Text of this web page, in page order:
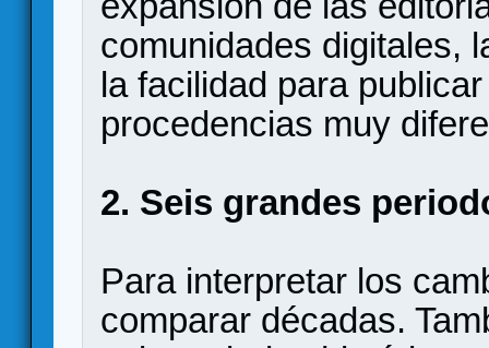
comunidades digitales,
la facilidad para
procedencias muy
2. Seis grandes
Para interpretar los
comparar décadas.